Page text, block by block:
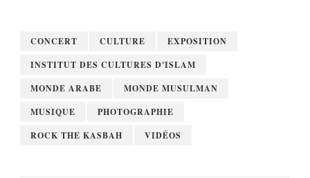
CONCERT CULTURE
EXPOSITION
INSTITUT DES CULTURES D'ISLAM
MONDE ARABE
MONDE MUSULMAN
MUSIQUE
PHOTOGRAPHIE
ROCK THE KASBAH
VIDÉOS